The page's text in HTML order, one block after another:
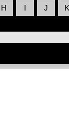
H I J K